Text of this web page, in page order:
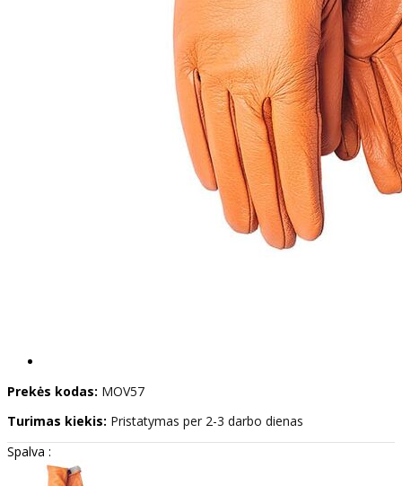
Prekės kodas: MOV57
Turimas kiekis: Pristatymas per 2-3 darbo dienas
Spalva :